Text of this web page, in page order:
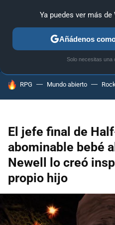
ANÁLISIS GUÍAS Y TRUCOS
HOY SE HABLA DE
RPG Mundo abierto
El jefe final de
abominable bebé
Newell lo creó
propio hijo
Ya puedes ver más
Añádenos
Solo necesitas una